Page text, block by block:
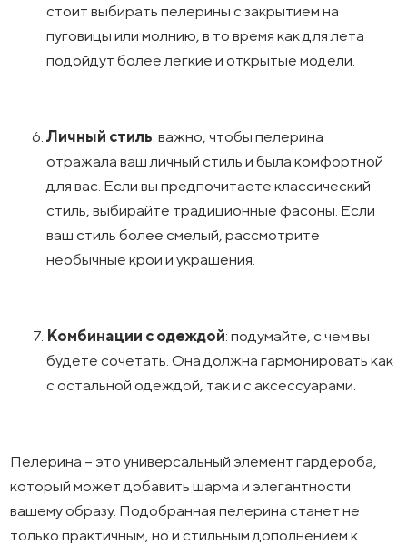
стоит выбирать пелерины с закрытием на
пуговицы или молнию, в то время как для лета
подойдут более легкие и открытые модели.
Личный стиль: важно, чтобы пелерина
отражала ваш личный стиль и была комфортной
для вас. Если вы предпочитаете классический
стиль, выбирайте традиционные фасоны. Если
ваш стиль более смелый, рассмотрите
необычные крои и украшения.
Комбинации с одеждой: подумайте, с чем вы
будете сочетать. Она должна гармонировать как
с остальной одеждой, так и с аксессуарами.
Пелерина – это универсальный элемент гардероба,
который может добавить шарма и элегантности
вашему образу. Подобранная пелерина станет не
только практичным, но и стильным дополнением к